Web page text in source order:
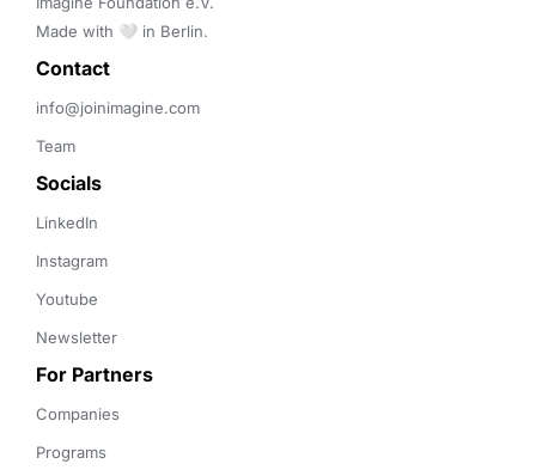
Made with 🤍 in Berlin.
Contact
info@joinimagine.com
Team
Socials
LinkedIn
Instagram
Youtube
Newsletter
For Partners
Companies
Programs